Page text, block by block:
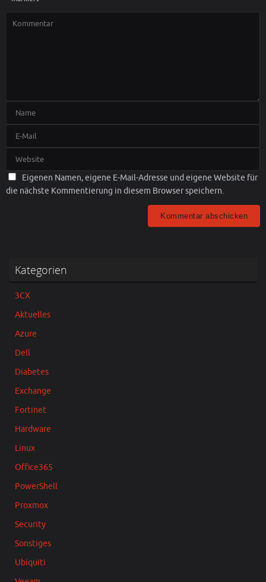
Eigenen Namen, eigene E-Mail-Adresse und eigene Website für
die nächste Kommentierung in diesem Browser speichern.
Kategorien
3CX
Aktuelles
Azure
Dell
Diabetes
Exchange
Fortinet
Hardware
Linux
Office365
PowerShell
Proxmox
Security
Sonstiges
Ubiquiti